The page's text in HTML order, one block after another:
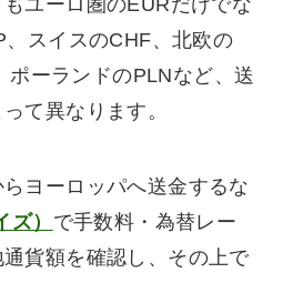
ユーロ圏のEURだけでな
、スイスのCHF、北欧の
ポーランドのPLNなど、送
て異なります。
ヨーロッパへ送金するな
） で手数料・為替レー
通貨額を確認し、その上で